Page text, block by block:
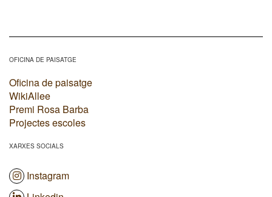
OFICINA DE PAISATGE
Oficina de paisatge
WikiAllee
Premi Rosa Barba
Projectes escoles
XARXES SOCIALS
Instagram